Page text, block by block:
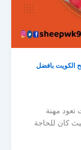
الكويت بافضل
تعود مهنة
كان للحاجة